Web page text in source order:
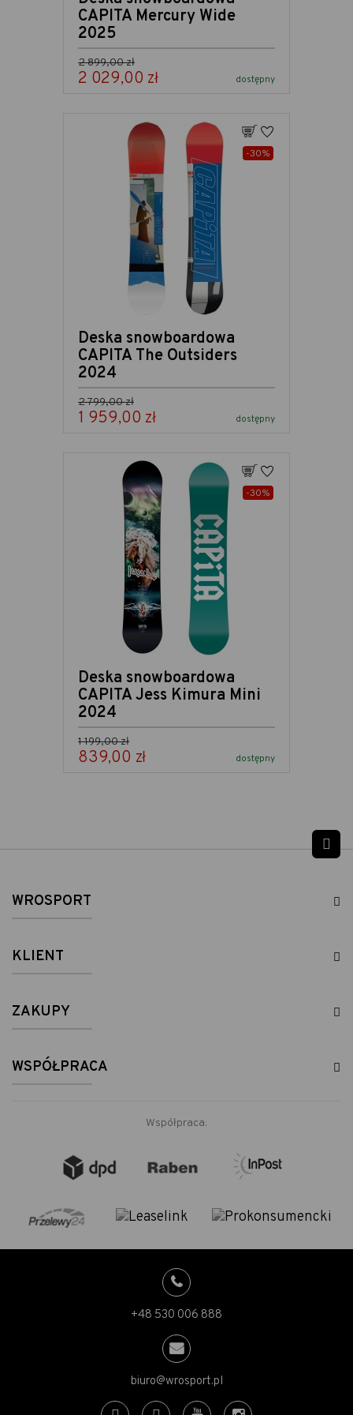
CAPITA Mercury Wide
2025
Cena podstawowa
2 899,00 zł
Cena
2 029,00 zł dostępny
DodajDo ulubionych
-30%
Deska snowboardowa
CAPITA The Outsiders
2024
Cena podstawowa
2 799,00 zł
Cena
1 959,00 zł dostępny
DodajDo ulubionych
-30%
Deska snowboardowa
CAPITA Jess Kimura Mini
2024
Cena podstawowa
1 199,00 zł
Cena
839,00 zł dostępny
WROSPORT
KLIENT
ZAKUPY
WSPÓŁPRACA
Współpraca:
+48 530 006 888
biuro@wrosport.pl